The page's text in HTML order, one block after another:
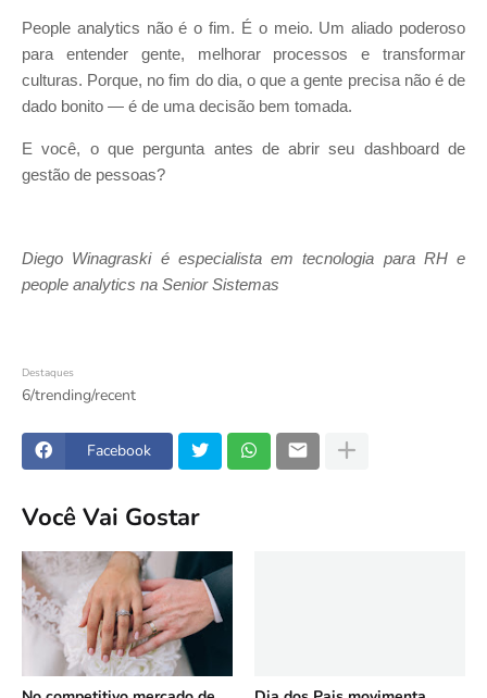
People analytics não é o fim. É o meio. Um aliado poderoso
para entender gente, melhorar processos e transformar
culturas. Porque, no fim do dia, o que a gente precisa não é de
dado bonito — é de uma decisão bem tomada.
E você, o que pergunta antes de abrir seu dashboard de
gestão de pessoas?
Diego Winagraski é especialista em tecnologia para RH e
people analytics na Senior Sistemas
Destaques
6/trending/recent
Facebook
Você Vai Gostar